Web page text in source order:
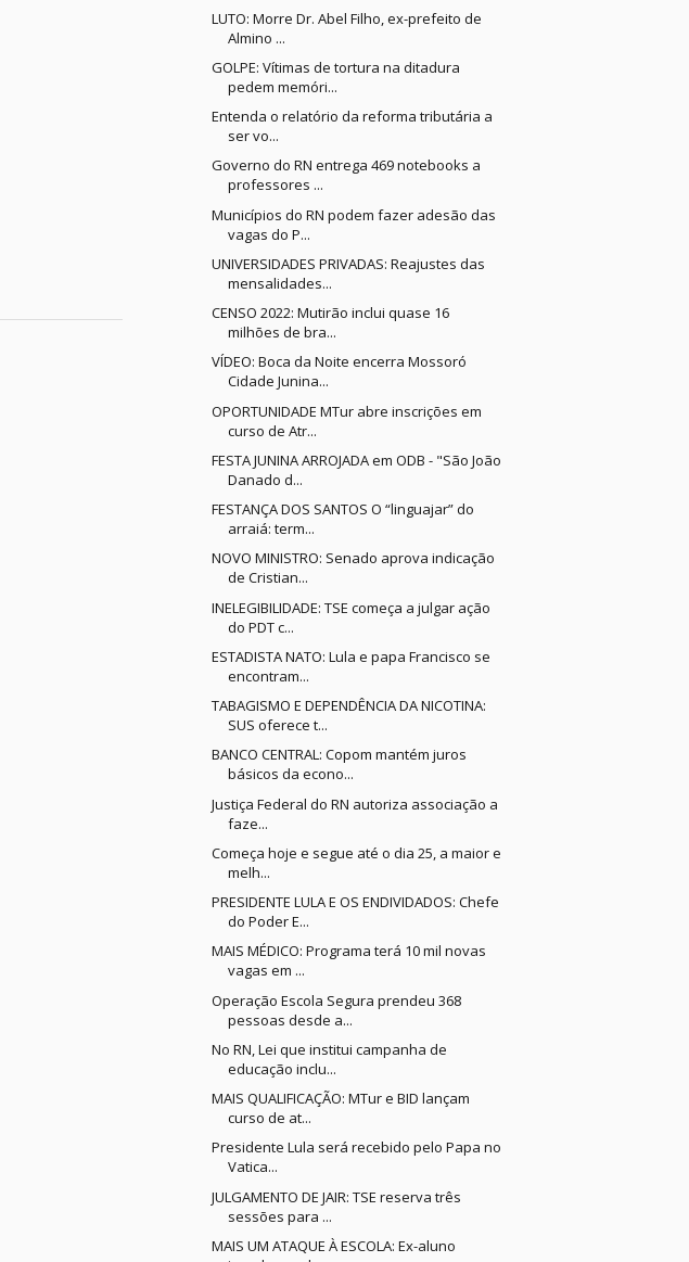
LUTO: Morre Dr. Abel Filho, ex-prefeito de
Almino ...
GOLPE: Vítimas de tortura na ditadura
pedem memóri...
Entenda o relatório da reforma tributária a
ser vo...
Governo do RN entrega 469 notebooks a
professores ...
Municípios do RN podem fazer adesão das
vagas do P...
UNIVERSIDADES PRIVADAS: Reajustes das
mensalidades...
CENSO 2022: Mutirão inclui quase 16
milhões de bra...
VÍDEO: Boca da Noite encerra Mossoró
Cidade Junina...
OPORTUNIDADE MTur abre inscrições em
curso de Atr...
FESTA JUNINA ARROJADA em ODB - "São João
Danado d...
FESTANÇA DOS SANTOS O “linguajar” do
arraiá: term...
NOVO MINISTRO: Senado aprova indicação
de Cristian...
INELEGIBILIDADE: TSE começa a julgar ação
do PDT c...
ESTADISTA NATO: Lula e papa Francisco se
encontram...
TABAGISMO E DEPENDÊNCIA DA NICOTINA:
SUS oferece t...
BANCO CENTRAL: Copom mantém juros
básicos da econo...
Justiça Federal do RN autoriza associação a
faze...
Começa hoje e segue até o dia 25, a maior e
melh...
PRESIDENTE LULA E OS ENDIVIDADOS: Chefe
do Poder E...
MAIS MÉDICO: Programa terá 10 mil novas
vagas em ...
Operação Escola Segura prendeu 368
pessoas desde a...
No RN, Lei que institui campanha de
educação inclu...
MAIS QUALIFICAÇÃO: MTur e BID lançam
curso de at...
Presidente Lula será recebido pelo Papa no
Vatica...
JULGAMENTO DE JAIR: TSE reserva três
sessões para ...
MAIS UM ATAQUE À ESCOLA: Ex-aluno